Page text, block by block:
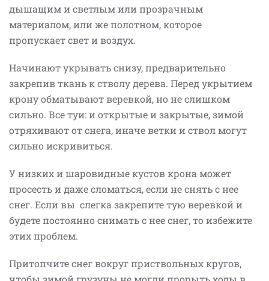
дышащим и светлым или прозрачным
материалом, или же полотном, которое
пропускает свет и воздух.
Начинают укрывать снизу, предварительно
закрепив ткань к стволу дерева. Перед укрытием
крону обматывают веревкой, но не слишком
сильно. Все туи: и открытые и закрытые, зимой
отряхивают от снега, иначе ветки и ствол могут
сильно искривиться.
У низких и шаровидные кустов крона может
просесть и даже сломаться, если не снять с нее
снег. Если вы слегка закрепите тую веревкой и
будете постоянно снимать с нее снег, то избежите
этих проблем.
Притопчите снег вокруг приствольных кругов,